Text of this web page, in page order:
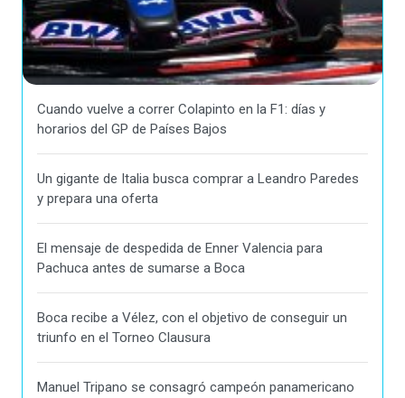
Cuando vuelve a correr Colapinto en la F1: días y
horarios del GP de Países Bajos
Un gigante de Italia busca comprar a Leandro Paredes
y prepara una oferta
El mensaje de despedida de Enner Valencia para
Pachuca antes de sumarse a Boca
Boca recibe a Vélez, con el objetivo de conseguir un
triunfo en el Torneo Clausura
Manuel Tripano se consagró campeón panamericano